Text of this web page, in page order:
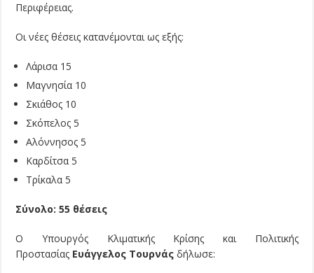
Περιφέρειας.
Οι νέες θέσεις κατανέμονται ως εξής:
Λάρισα 15
Μαγνησία 10
Σκιάθος 10
Σκόπελος 5
Αλόννησος 5
Καρδίτσα 5
Τρίκαλα 5
Σύνολο: 55 θέσεις
Ο Υπουργός Κλιματικής Κρίσης και Πολιτικής
Προστασίας Ευάγγελος Τουρνάς δήλωσε: